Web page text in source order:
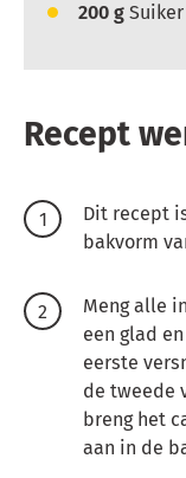
200 g Suiker
Recept
Dit recept
bakvorm
Meng alle
een glad
eerste
de tweede
breng het
aan in de